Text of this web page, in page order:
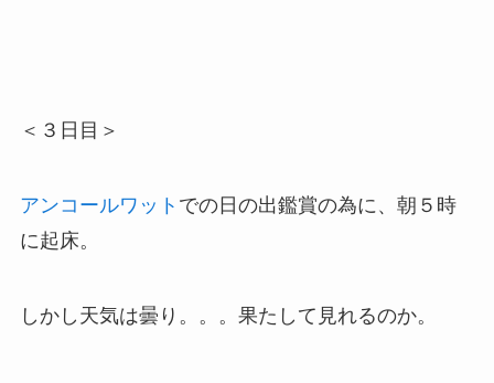
＜３日目＞
アンコールワット での日の出鑑賞の為に、朝５時
に起床。
しかし天気は曇り。。。果たして見れるのか。